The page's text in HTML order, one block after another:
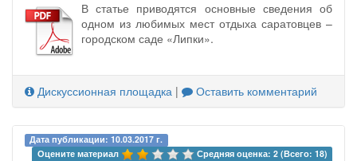
В статье приводятся основные сведения об
одном из любимых мест отдыха саратовцев –
городском саде «Липки».
Дискуссионная площадка | Оставить комментарий
Дата публикации: 10.03.2017 г.
Оцените материал
Средняя оценка: 2 (Всего: 18)